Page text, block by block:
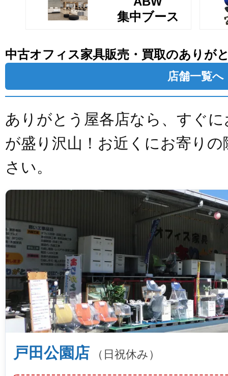
集中ブース
中古オフィス家具販売・買取のありが
店舗一覧へ
ありがとう屋各店なら、すぐ
が盛り沢山！お近くにお寄り
さい。
戸田公園店 （日祝休み）